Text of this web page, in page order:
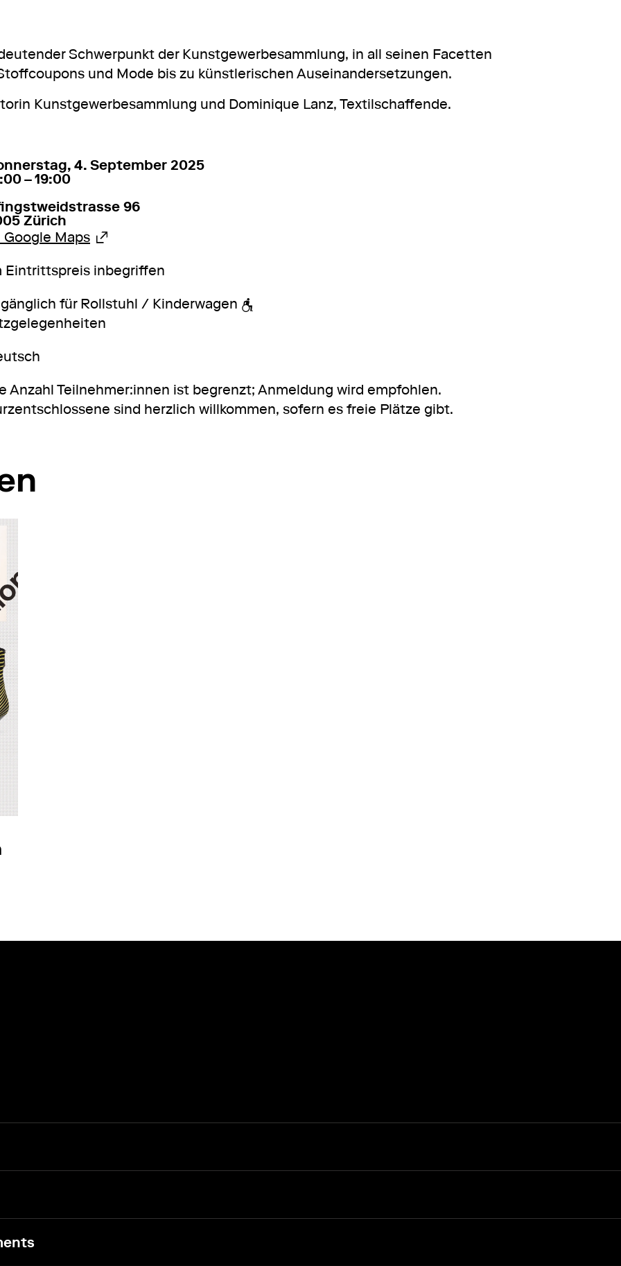
Schwerpunkt der Kunstgewerbesammlung, in all seinen Facetten
und Mode bis zu künstlerischen Auseinandersetzungen.
Kunstgewerbesammlung und Dominique Lanz, Textilschaffende.
202518:00 – 19:00
4. September 2025
– 19:00
96
Zürich
Google MapsExterner Link
Eintrittspreis inbegriffen
für Rollstuhl / Kinderwagen
Anzahl Teilnehmer:innen ist begrenzt; Anmeldung wird empfohlen.
sind herzlich willkommen, sofern es freie Plätze gibt.